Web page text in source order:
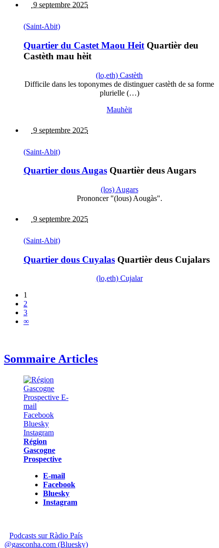
9 septembre 2025
(Saint-Abit)
Quartier du Castet Maou Heit Quartièr deu
Castèth mau hèit
(lo,eth) Castèth
Difficile dans les toponymes de distinguer castèth de sa forme
plurielle (…)
Mauhèit
9 septembre 2025
(Saint-Abit)
Quartier dous Augas Quartièr deus Augars
(los) Augars
Prononcer "(lous) Aougàs".
9 septembre 2025
(Saint-Abit)
Quartier dous Cuyalas Quartièr deus Cujalars
(lo,eth) Cujalar
1
2
3
∞
Sommaire Articles
Région
Gascogne
Prospective
E-mail
Facebook
Bluesky
Instagram
Podcasts sur Ràdio País
@gasconha.com (Bluesky)